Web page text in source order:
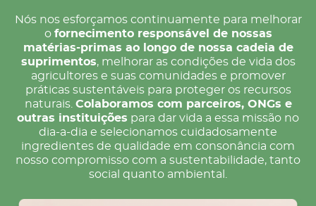
Nós nos esforçamos continuamente para melhorar
o fornecimento responsável de nossas
matérias-primas ao longo de nossa cadeia de
suprimentos, melhorar as condições de vida dos
agricultores e suas comunidades e promover
práticas sustentáveis para proteger os recursos
naturais. Colaboramos com parceiros, ONGs e
outras instituições para dar vida a essa missão no
dia-a-dia e selecionamos cuidadosamente
ingredientes de qualidade em consonância com
nosso compromisso com a sustentabilidade, tanto
social quanto ambiental.